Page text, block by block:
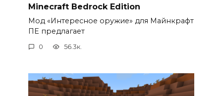
Minecraft Bedrock Edition
Мод «Интересное оружие» для Майнкрафт
ПЕ предлагает
0 56.3к.